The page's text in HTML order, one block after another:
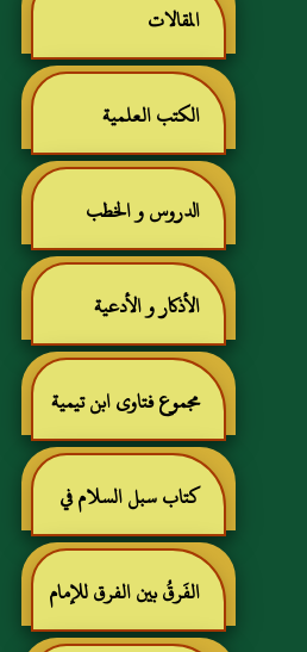
المقالات
الكتب العلمية
الدروس و الخطب
الأذكار و الأدعية
مجموع فتاوى ابن تيمية
كتاب سبل السلام في
شرح بلوغ المرام للإمام
الفَرقُ بين الفرق للإمام